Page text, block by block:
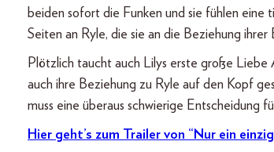
beiden sofort die Funken und sie fühlen
Seiten an Ryle, die sie an die Beziehung ihrer
Plötzlich taucht auch Lilys erste große
auch ihre Beziehung zu Ryle auf den Kopf
muss eine überaus schwierige Entscheidung
Hier geht’s zum Trailer von “Nur ein